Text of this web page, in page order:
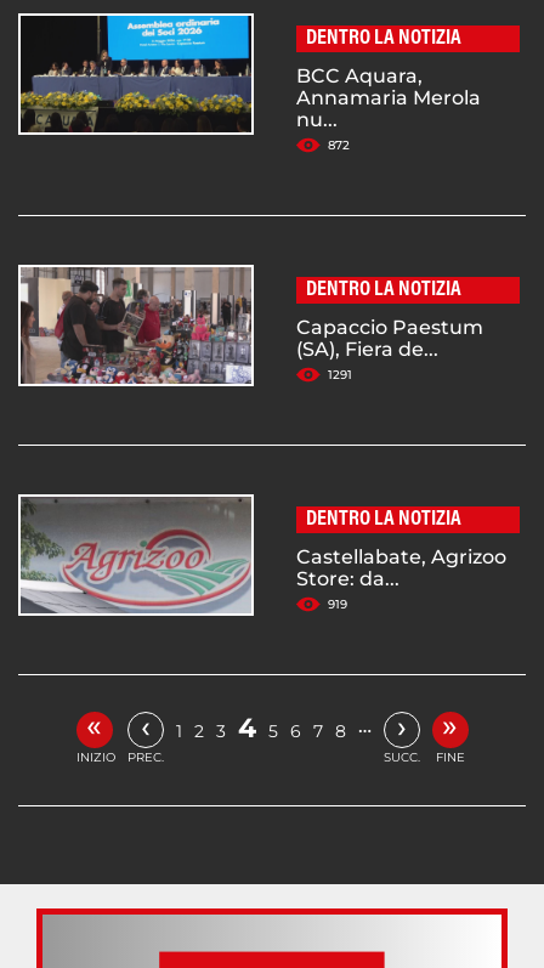
DENTRO LA NOTIZIA
BCC Aquara,
Annamaria Merola
nu...
872
DENTRO LA NOTIZIA
Capaccio Paestum
(SA), Fiera de...
1291
DENTRO LA NOTIZIA
Castellabate, Agrizoo
Store: da...
919
«
INIZIO
‹
PREC.
1 2 3 4 5 6 7 8 … ›
SUCC.
»
FINE